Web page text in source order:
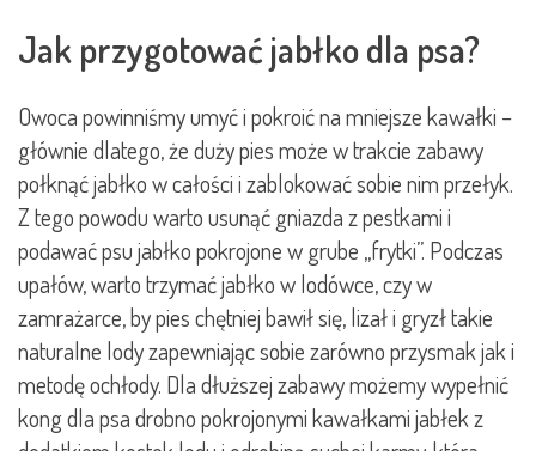
Jak przygotować jabłko dla psa?
Owoca powinniśmy umyć i pokroić na mniejsze kawałki –
głównie dlatego, że duży pies może w trakcie zabawy
połknąć jabłko w całości i zablokować sobie nim przełyk.
Z tego powodu warto usunąć gniazda z pestkami i
podawać psu jabłko pokrojone w grube „frytki”. Podczas
upałów, warto trzymać jabłko w lodówce, czy w
zamrażarce, by pies chętniej bawił się, lizał i gryzł takie
naturalne lody zapewniając sobie zarówno przysmak jak i
metodę ochłody. Dla dłuższej zabawy możemy wypełnić
kong dla psa drobno pokrojonymi kawałkami jabłek z